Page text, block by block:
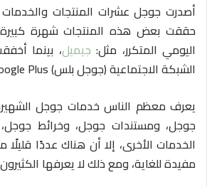
ي
ا
أصدرت جوجل عشرات المنتجات
حققت بعض هذه المنتجات شهرة
اليومي المتكرر، مثل: جيميل، بينما
الشبكة الاجتماعية (جوجل بلس) Google Plus.
يعرف معظم الناس خدمات جوجل
جوجل، ومستندات جوجل، وخرائط
الخدمات الأخرى، إلا أن هناك عددًا قليلًا
مفيدة للغاية، ومع ذلك لا يعرفها